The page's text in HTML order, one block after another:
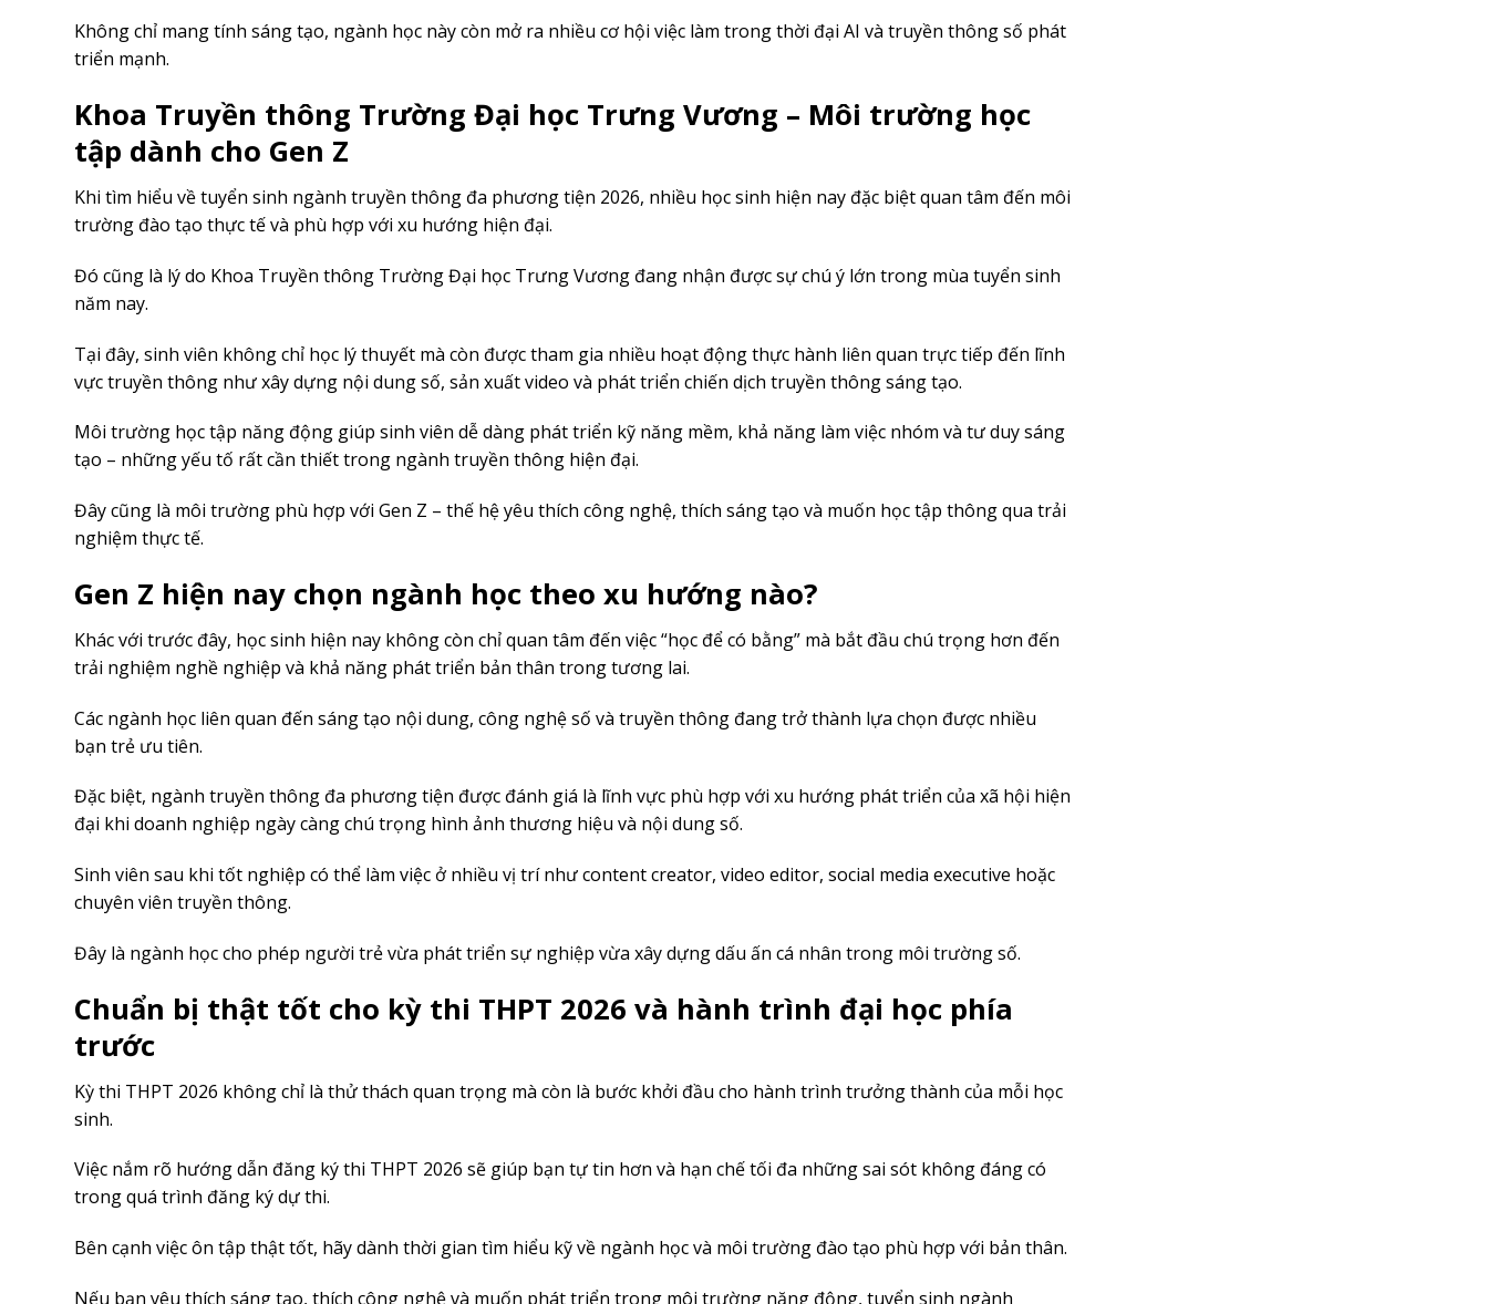
Không chỉ mang tính sáng tạo, ngành học này còn mở ra nhiều cơ hội việc làm trong thời đại AI và truyền thông số phát
triển mạnh.
Khoa Truyền thông Trường Đại học Trưng Vương – Môi trường học
tập dành cho Gen Z
Khi tìm hiểu về tuyển sinh ngành truyền thông đa phương tiện 2026, nhiều học sinh hiện nay đặc biệt quan tâm đến môi
trường đào tạo thực tế và phù hợp với xu hướng hiện đại.
Đó cũng là lý do Khoa Truyền thông Trường Đại học Trưng Vương đang nhận được sự chú ý lớn trong mùa tuyển sinh
năm nay.
Tại đây, sinh viên không chỉ học lý thuyết mà còn được tham gia nhiều hoạt động thực hành liên quan trực tiếp đến lĩnh
vực truyền thông như xây dựng nội dung số, sản xuất video và phát triển chiến dịch truyền thông sáng tạo.
Môi trường học tập năng động giúp sinh viên dễ dàng phát triển kỹ năng mềm, khả năng làm việc nhóm và tư duy sáng
tạo – những yếu tố rất cần thiết trong ngành truyền thông hiện đại.
Đây cũng là môi trường phù hợp với Gen Z – thế hệ yêu thích công nghệ, thích sáng tạo và muốn học tập thông qua trải
nghiệm thực tế.
Gen Z hiện nay chọn ngành học theo xu hướng nào?
Khác với trước đây, học sinh hiện nay không còn chỉ quan tâm đến việc “học để có bằng” mà bắt đầu chú trọng hơn đến
trải nghiệm nghề nghiệp và khả năng phát triển bản thân trong tương lai.
Các ngành học liên quan đến sáng tạo nội dung, công nghệ số và truyền thông đang trở thành lựa chọn được nhiều
bạn trẻ ưu tiên.
Đặc biệt, ngành truyền thông đa phương tiện được đánh giá là lĩnh vực phù hợp với xu hướng phát triển của xã hội hiện
đại khi doanh nghiệp ngày càng chú trọng hình ảnh thương hiệu và nội dung số.
Sinh viên sau khi tốt nghiệp có thể làm việc ở nhiều vị trí như content creator, video editor, social media executive hoặc
chuyên viên truyền thông.
Đây là ngành học cho phép người trẻ vừa phát triển sự nghiệp vừa xây dựng dấu ấn cá nhân trong môi trường số.
Chuẩn bị thật tốt cho kỳ thi THPT 2026 và hành trình đại học phía
trước
Kỳ thi THPT 2026 không chỉ là thử thách quan trọng mà còn là bước khởi đầu cho hành trình trưởng thành của mỗi học
sinh.
Việc nắm rõ hướng dẫn đăng ký thi THPT 2026 sẽ giúp bạn tự tin hơn và hạn chế tối đa những sai sót không đáng có
trong quá trình đăng ký dự thi.
Bên cạnh việc ôn tập thật tốt, hãy dành thời gian tìm hiểu kỹ về ngành học và môi trường đào tạo phù hợp với bản thân.
Nếu bạn yêu thích sáng tạo, thích công nghệ và muốn phát triển trong môi trường năng động, tuyển sinh ngành